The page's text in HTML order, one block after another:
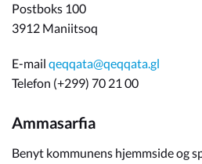
Postboks 100
3912 Maniitsoq
E-mail qeqqata@qeqqata.gl
Telefon (+299) 70 21 00
Ammasarfia
Benyt kommunens hjemmside og